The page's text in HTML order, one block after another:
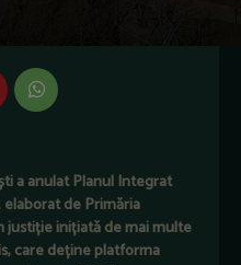
a anulat Planul Integrat
de Primăria
justiție inițiată de mai multe
care deține platforma